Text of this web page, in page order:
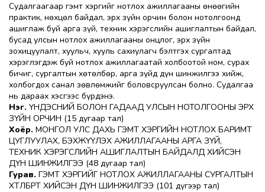
Судалгаагаар гэмт хэргийг нотлох ажиллагааны өнөөгийн
практик, нөхцөл байдал, эрх зүйн орчин болон нотолгоонд
ашиглаж буй арга зүй, техник хэрэгслийн ашиглалтын байдал,
бусад улсын нотлох ажиллагааны онцлог, эрх зүйн
зохицуулалт, хуульч, хууль сахиулагч бэлтгэх сургалтад
хэрэглэгдэж буй нотлох ажиллагаатай холбоотой ном, сурах
бичиг, сургалтын хөтөлбөр, арга зүйд дүн шинжилгээ хийж,
холбогдох санал зөвлөмжийг боловсруулсан болно. Судалгаа
нь дараах хэсгээс бүрдэнэ.
Нэг. ҮНДЭСНИЙ БОЛОН ГАДААД УЛСЫН НОТОЛГООНЫ ЭРХ
ЗҮЙН ОРЧИН (15 дугаар тал)
Хоёр. МОНГОЛ УЛС ДАХЬ ГЭМТ ХЭРГИЙН НОТЛОХ БАРИМТ
ЦУГЛУУЛАХ, БЭХЖҮҮЛЭХ АЖИЛЛАГААНЫ АРГА ЗҮЙ,
ТЕХНИК ХЭРЭГСЛИЙН АШИГЛАЛТЫН БАЙДАЛД ХИЙСЭН
ДҮН ШИНЖИЛГЭЭ (48 дугаар тал)
Гурав. ГЭМТ ХЭРГИЙГ НОТЛОХ АЖИЛЛАГААНЫ СУРГАЛТЫН
ХӨТӨЛБӨРТ ХИЙСЭН ДҮН ШИНЖИЛГЭЭ (101 дүгээр тал)